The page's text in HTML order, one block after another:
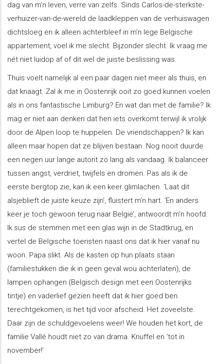
dag van m’n leven, verre van zelfs. Sinds Carlos-de-sterkste-
verhuizer-van-de-wereld de laadkleppen van de verhuiswagen
dichtsloeg en ik alleen achterbleef in m’n lege Belgische
appartement, voel ik me slecht. Bijzonder slecht. Ik vraag me
nét niet luidop af of dit wel de juiste beslissing was.
Thuis voelt namelijk al een paar dagen niet meer als thuis, en
dat knaagt. Zal ik me in Oostenrijk ooit zo goed kunnen voelen
als in ons fantastische Limburg? En wat dan met de familie? Ik
mag er niet aan denken dat hen iets overkomt terwijl ik vrolijk
door de Alpen loop te huppelen. De vriendschappen? Ik kan
alleen maar hopen dat ze blijven bestaan. Nog nooit duurde
een negen uur lange autorit zo lang als vandaag. Ik balanceer
tussen angst, verdriet, twijfels en dromen. Pas als ik de
eerste bergtop zie, kan ik een keer glimlachen. ‘Laat dit
alsjeblieft de juiste keuze zijn’, fluistert m’n hart. ‘En anders
keer je toch gewoon terug naar België’, antwoordt m’n hoofd.
Ik sus de stemmen met een glas wijn in de Stadtkrug, en
vertel de Belgische toeristen naast ons dat ik hier vanaf nu
woon. Papa slikt. Als de kasten op hun plaats staan
(familiestukken die ik in geen geval wou achterlaten), de
lampen ophangen (Belgisch design met een Oostenrijks
tintje) en vaderlief gezien heeft dat ik hier goed ben
terechtgekomen, is het tijd voor afscheid. Het zoveelste.
Daar zijn de schuldgevoelens weer! We houden het kort, de
familie Vallé houdt niet zo van drama. Knuffel en ‘tot in
november!’